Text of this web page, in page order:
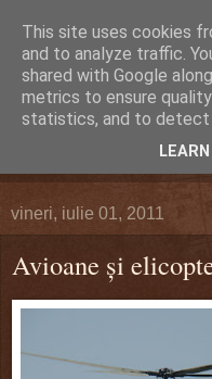
Despre şi pentru Bacău.
vineri, iulie 01, 2011
Avioane şi
This site uses cookies
and to analyze traffic.
shared with Google
metrics to ensure
statistics, and to detect